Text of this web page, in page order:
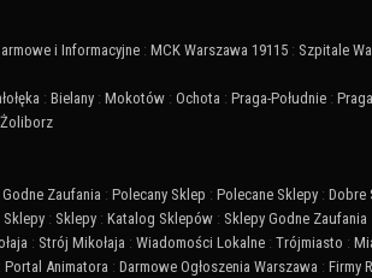
i Informacyjne : MCK Warszawa 19115 : Szpitale
: Bielany : Mokotów : Ochota : Praga-Południe :
Żoliborz
Zaufania : Polecany Sklep : Polecane Sklepy : Dobre
: Sklepy : Katalog Sklepów : Sklepy Godne Zaufania
: Strój Mikołaja : Wiadomości Lokalne : Trójmiasto :
Portal Animatora : Darmowe Ogłoszenia Warszawa : Firmy